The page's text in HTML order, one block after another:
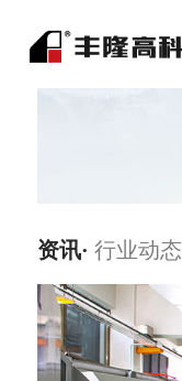
资讯· 行业动态